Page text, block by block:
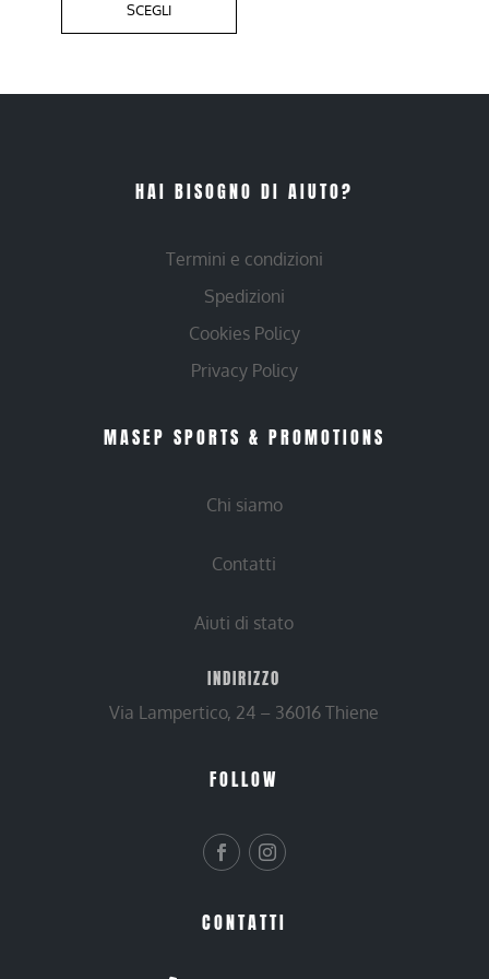
SCEGLI
HAI BISOGNO DI AIUTO?
Termini e condizioni
Spedizioni
Cookies Policy
Privacy Policy
MASEP SPORTS & PROMOTIONS
Chi siamo
Contatti
Aiuti di stato
INDIRIZZO
Via Lampertico, 24 – 36016 Thiene
FOLLOW
CONTATTI